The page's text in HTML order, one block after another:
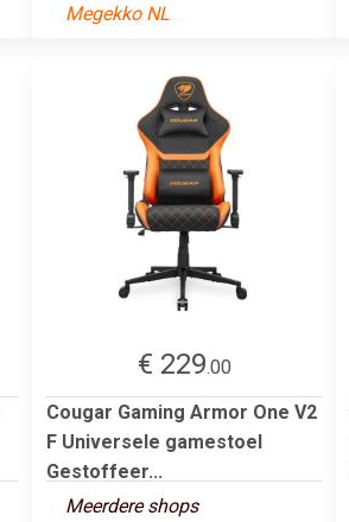
Megekko NL
€ 229.00
Cougar Gaming Armor One V2
F Universele gamestoel
Gestoffeer...
Meerdere shops